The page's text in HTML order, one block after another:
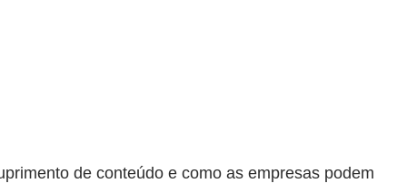
de conteúdo e como as empresas podem